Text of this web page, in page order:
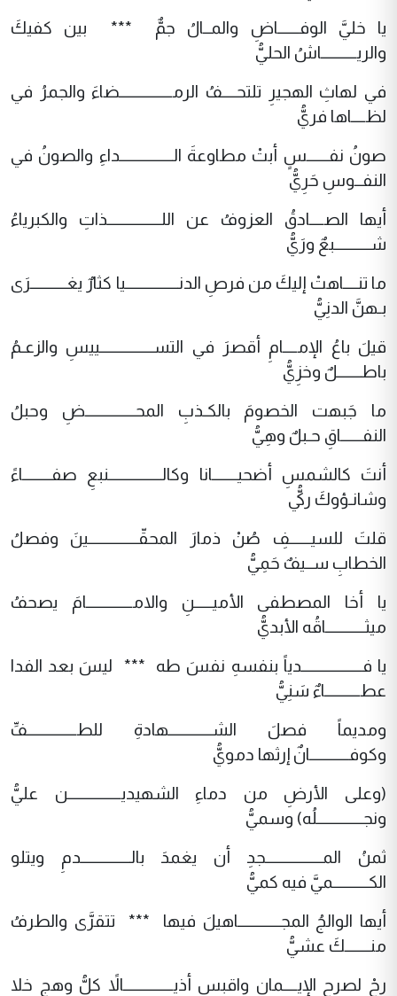
يا خليَّ الوفــــــاضِ والمــالُ جمٌّ *** بين كفيكَ
والريــــــــــاشُ الحليُّ
في لهاثِ الهجيرِ تلتحــــفُ الرمـــــــــــــــضاءَ والجمرُ في
لظــــاها فريُّ
صونُ نفــــــسٍ أبتْ مطاوعةَ الـــــــــــــــداءِ والصونُ في
النفــوسِ حَرِيُّ
أيها الصــــادقُ العزوفُ عن اللـــــــــــــــذاتِ والكبرياءُ
شــــــــــبعٌ ورَيُّ
ما تنــــاهتْ إليكَ من فرصِ الدنـــــــــــــــيا كثارٌ يغــــــــــرَى
بـهنَّ الدنِيُّ
قيلَ باعُ الإمــــامِ أقصرَ في التســـــــــــــــييسِ والزعـمُ
باطـــــــلٌ وخزِيُّ
ما جَبهت الخصومَ بالكـذبِ المحــــــــــــــضِ وحبلُ
النفــــــاقِ حـبلٌ وهِيُّ
أنتَ كالشمسِ أضحيـــــــانا وكالـــــــــــــــنبعِ صفــــــــاءً
وشانـؤوكَ ركيُّ
قلتَ للسيــــــفِ صُنْ ذمارَ المحقّــــــــــــــينَ وفصلُ
الخطابِ ســيفٌ حَمِيُّ
يا أخا المصطفى الأميـــــنِ والامـــــــــــــامَ يصحفُ
ميثـــــــــــاقُه الأبديُّ
يا فـــــــــــــــــدياً بنفسهِ نفسَ طه *** ليسَ بعد الفدا
عطــــــــــاءٌ سَنِيُّ
ومديماً فصلَ الشــــــــــــهادةِ للطــــــــــــــفِّ
وكوفـــــــــــانٌ إرثها دمويُّ
(وعلى الأرضِ من دماءِ الشهيديـــــــــــــــن عليُّ
ونجـــــــــــــلُه) وسميُّ
ثمنُ المــــــــــــــــجدِ أن يغمدَ بالــــــــــــــدمِ ويتلو
الكــــــــــميَّ فيه كميُّ
أيها الوالجُ المجــــــــــــاهيلَ فيها *** تتقرَّى والطرفُ
منـــــــكَ عشيُّ
رحْ لصرحِ الإيــــمانِ واقبس أذيــــــــــــــالاً كلُّ وهجٍ خلا